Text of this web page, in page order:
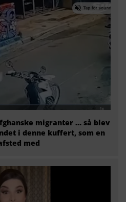
migranter … så blev
i denne kuffert, som en
med